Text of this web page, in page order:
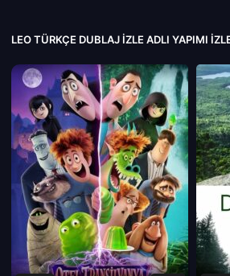
LEO TÜRKÇE DUBLAJ IZLE ADLI YAPIMI